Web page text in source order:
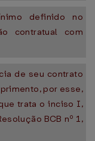
definido no
contratual com
de seu contrato
por esse,
trata o inciso I,
BCB nº 1,